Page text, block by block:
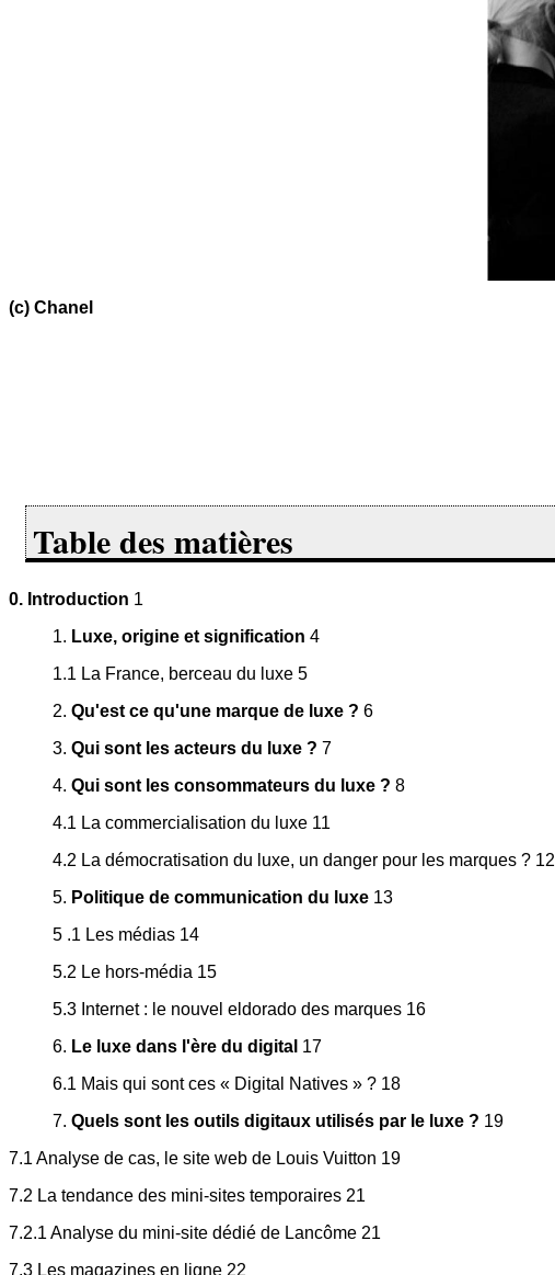
(c) Chanel
Table des matières
0. Introduction 1
1. Luxe, origine et signification 4
1.1 La France, berceau du luxe 5
2. Qu'est ce qu'une marque de luxe ? 6
3. Qui sont les acteurs du luxe ? 7
4. Qui sont les consommateurs du luxe ? 8
4.1 La commercialisation du luxe 11
4.2 La démocratisation du luxe, un danger pour les marques ? 12
5. Politique de communication du luxe 13
5 .1 Les médias 14
5.2 Le hors-média 15
5.3 Internet : le nouvel eldorado des marques 16
6. Le luxe dans l'ère du digital 17
6.1 Mais qui sont ces « Digital Natives » ? 18
7. Quels sont les outils digitaux utilisés par le luxe ? 19
7.1 Analyse de cas, le site web de Louis Vuitton 19
7.2 La tendance des mini-sites temporaires 21
7.2.1 Analyse du mini-site dédié de Lancôme 21
7.3 Les magazines en ligne 22